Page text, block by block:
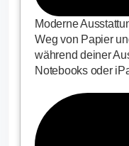
Moderne
Weg von Papier
während deiner
Notebooks oder